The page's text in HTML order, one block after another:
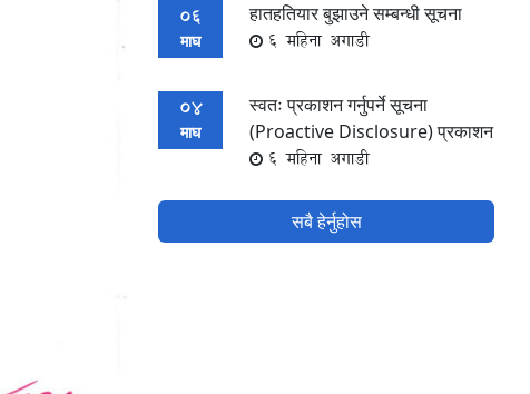
06
माघ
हातहतियार बुझाउने सम्बन्धी सूचना
6 महिना अगाडी
04
माघ
स्वतः प्रकाशन गर्नुपर्ने सूचना
(Proactive Disclosure) प्रकाशन
6 महिना अगाडी
सबै हेर्नुहोस